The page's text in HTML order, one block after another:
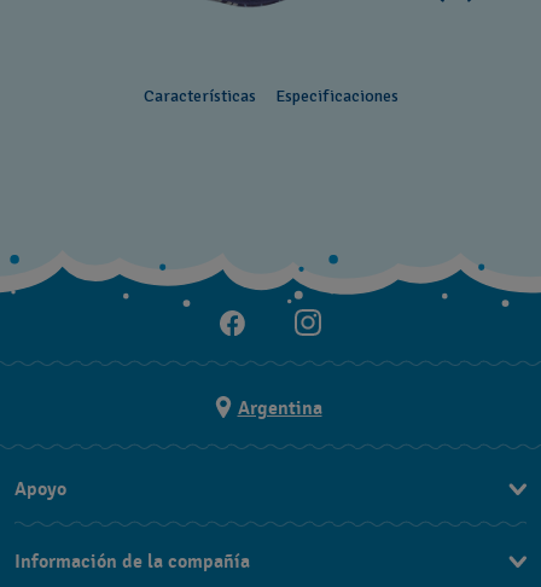
Características Especificaciones
Argentina
Apoyo
Preguntas Frecuentes
Información de la compañía